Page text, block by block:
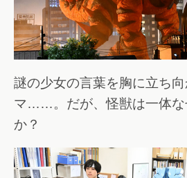
謎の少女の言葉を胸に立ち
マ……。だが、怪獣は一体な
か？